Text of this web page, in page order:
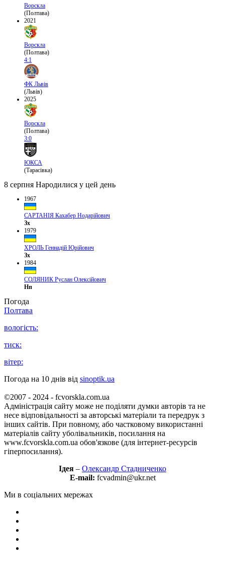
Ворскла
(Полтава)
2021
Ворскла
(Полтава)
4:1
ФК Львів
(Львів)
2025
Ворскла
(Полтава)
3:0
ЮКСА
(Тарасівка)
8 серпня Народилися у цей день
1967
САРТАНІЯ Кахабер Нодарійович
Зх
1979
ХРОЛЬ Геннадій Юрійович
Зх
1984
СОЛЯНИК Руслан Олексійович
Нп
Погода
Полтава
вологість:
тиск:
вітер:
Погода на 10 днів від sinoptik.ua
©2007 - 2024 - fcvorskla.com.ua
Адміністрація сайту може не поділяти думки авторів та не
несе відповідальності за авторські матеріали та передрук з
інших сайтів. При повному, або частковому використанні
матеріалів сайту уболівальників, посилання на
www.fcvorskla.com.ua обов'язкове (для інтернет-ресурсів
гіперпосилання).
Ідея – Олександр Стадниченко
E-mail: fcvadmin@ukr.net
Ми в соціальних мережах